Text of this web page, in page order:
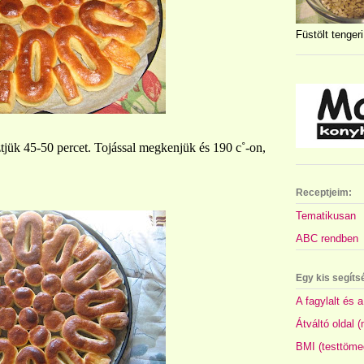
45-50 percet. Tojással megkenjük és 190 c˚-on,
Füstölt
Receptjeim:
Tematikusan
ABC rendben
Egy kis
A fagylalt és
Átváltó oldal
BMI